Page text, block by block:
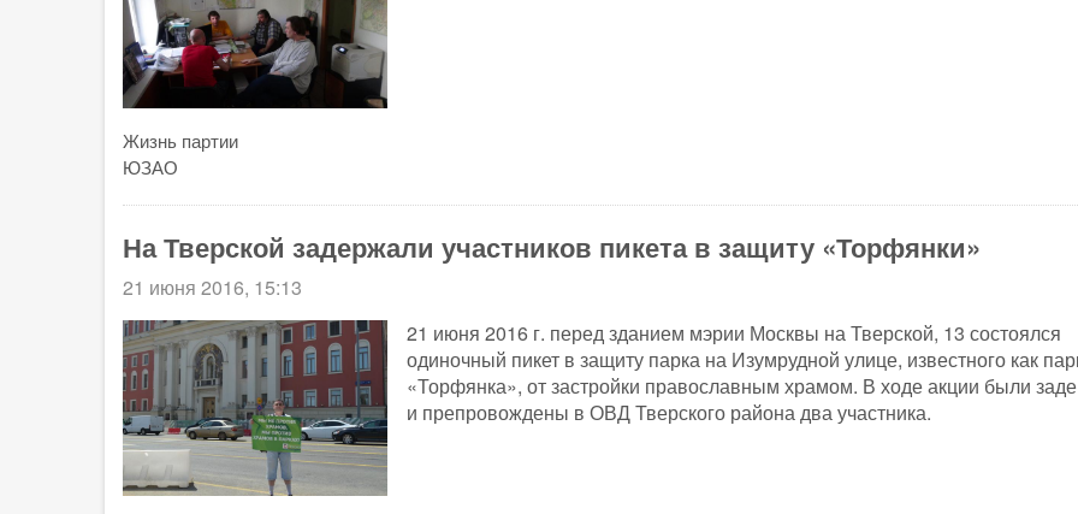
Жизнь партии
ЮЗАО
На Тверской задержали участников пикета в защиту «Торфянки»
21 июня 2016, 15:13
21 июня 2016 г. перед зданием мэрии Москвы на Тверской, 13 состоялся
одиночный пикет в защиту парка на Изумрудной улице, известного как
«Торфянка», от застройки православным храмом. В ходе акции были
и препровождены в ОВД Тверского района два участника.